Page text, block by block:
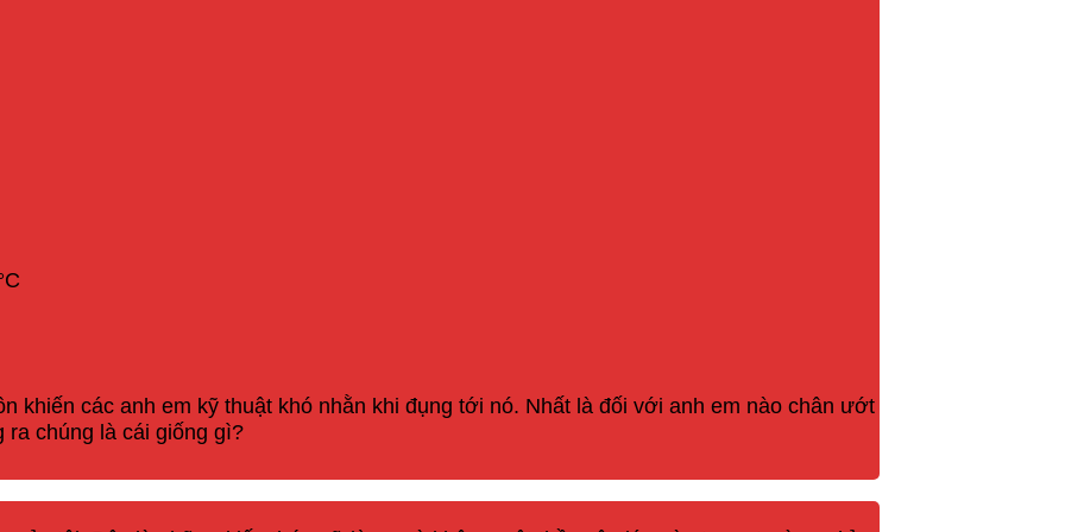
khiến các anh em kỹ thuật khó nhằn khi đụng tới nó. Nhất là đối với anh em nào chân ướt
chúng là cái giống gì?